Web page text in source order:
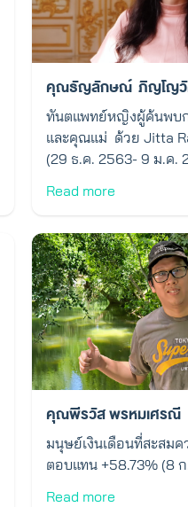
คุณธัญลักษณ์ ภิญโญ
ทันตแพทย์หญิงผู้ค้นพบ
และคุณแม่ ด้วย Jitta
(29 ธ.ค. 2563- 9 ม.ค.
Read more
คุณพีรวัส พรหมเศรณี
มนุษย์เงินเดือนที่สะสมค
ตอบแทน +58.73% (8
Read more